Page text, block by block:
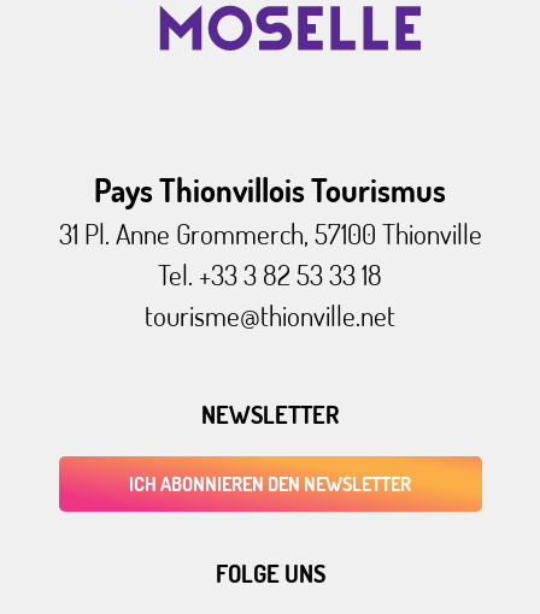
Pays Thionvillois Tourismus
31 Pl. Anne Grommerch, 57100 Thionville
Tel. +33 3 82 53 33 18
tourisme@thionville.net
NEWSLETTER
ICH ABONNIEREN DEN NEWSLETTER
FOLGE UNS